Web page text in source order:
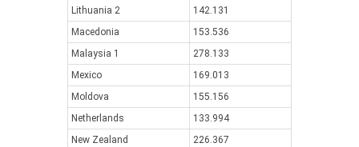
Lithuania 2
142.131
Macedonia
153.536
Malaysia 1
278.133
Mexico
169.013
Moldova
155.156
Netherlands
133.994
New Zealand
226.367